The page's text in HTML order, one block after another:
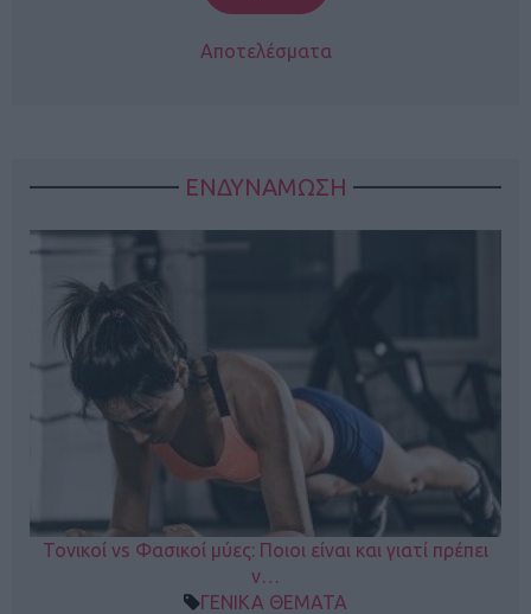
Αποτελέσματα
ΕΝΔΥΝΑΜΩΣΗ
Τονικοί vs Φασικοί μύες: Ποιοι είναι και γιατί πρέπει
ν…
ΓΕΝΙΚΑ ΘΕΜΑΤΑ